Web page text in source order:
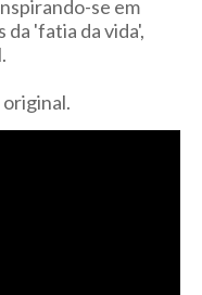
se em
'fatia da vida',